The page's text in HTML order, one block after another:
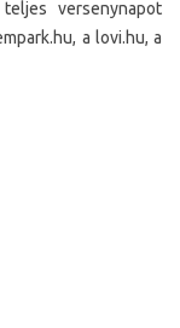
versenynapot
a lovi.hu, a